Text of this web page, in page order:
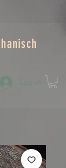
Log-in